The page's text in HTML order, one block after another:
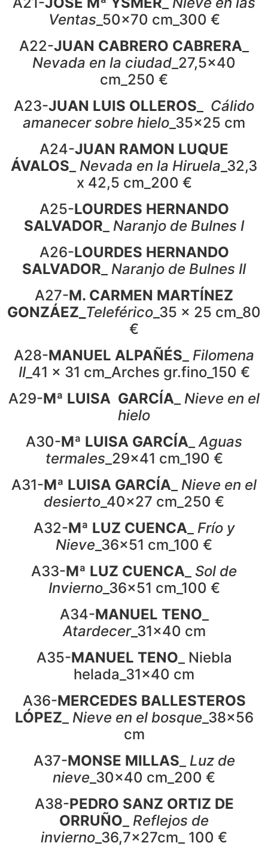
Ventas _50x70 cm_300 €
A22-JUAN CABRERO CABRERA
Nevada en la ciudad _27,5×40
cm_250 €
A23-JUAN LUIS OLLEROS
Cálido
amanecer sobre hielo _35x25 cm
A24-JUAN RAMON LUQUE
ÁVALOS
Nevada en la Hiruela _32,3
x 42,5 cm_200 €
A25-LOURDES HERNANDO
SALVADOR
Naranjo de Bulnes I
A26-LOURDES HERNANDO
SALVADOR
Naranjo de Bulnes II
A27-M. CARMEN MARTÍNEZ
GONZÁEZ_ Teleférico _35 x 25 cm_80
€
A28-MANUEL ALPAÑÉS
Filomena
II_41 x 31 cm_Arches gr.fino_150 €
A29-Mª LUISA GARCÍA
Nieve en el
hielo
A30-Mª LUISA GARCÍA _Aguas
termales _29x41 cm_190 €
A31-Mª LUISA GARCÍA
Nieve en el
desierto _40x27 cm_250 €
A32-Mª LUZ CUENCA_ Frío y
Nieve _36x51 cm_100 €
A33-Mª LUZ CUENCA
Sol de
Invierno_36x51 cm_100 €
A34-MANUEL TENO
Atardecer_31x40 cm
A35-MANUEL TENO _ Niebla
helada_31x40 cm
A36-MERCEDES BALLESTEROS
LÓPEZ
Nieve en el bosque_38x56
cm
A37-MONSE MILLAS
Luz de
nieve _30x40 cm_200 €
A38-PEDRO SANZ ORTIZ DE
ORRUÑO
Reflejos de
invierno _36,7x27cm_ 100 €